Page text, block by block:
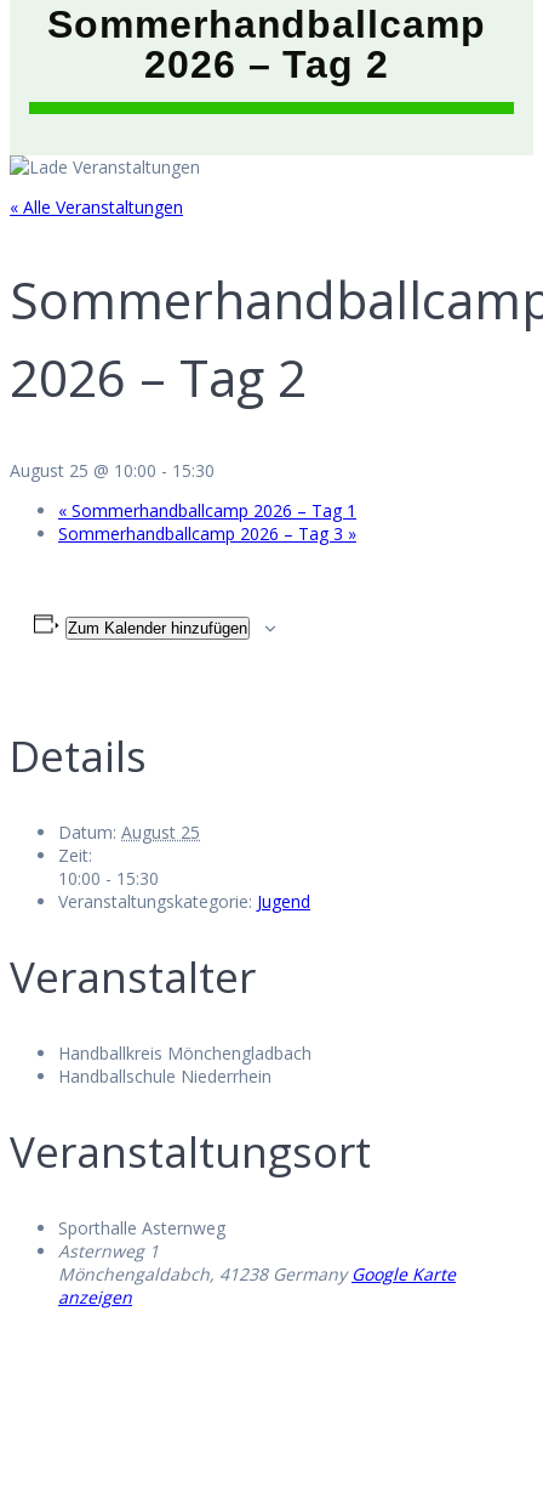
Sommerhandballcamp
2026 – Tag 2
« Alle Veranstaltungen
2026 – Tag 2
August 25 @ 10:00 - 15:30
« Sommerhandballcamp 2026 – Tag 1
Sommerhandballcamp 2026 – Tag 3 »
Zum Kalender hinzufügen
Details
Datum: August 25
Zeit:
10:00 - 15:30
Veranstaltungskategorie: Jugend
Veranstalter
Handballkreis Mönchengladbach
Handballschule Niederrhein
Veranstaltungsort
Sporthalle Asternweg
Asternweg 1
Mönchengaldabch, 41238 Germany Google Karte
anzeigen